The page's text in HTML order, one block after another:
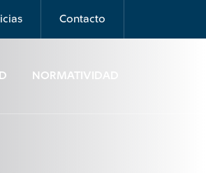
Contacto
NORMATIVIDAD